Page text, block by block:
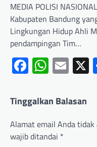
MEDIA POLISI
Kabupaten Bandung
Lingkungan Hidup Ahli
pendampingan Tim…
Facebook
Tinggalkan Balasan
Alamat email Anda
wajib ditandai *